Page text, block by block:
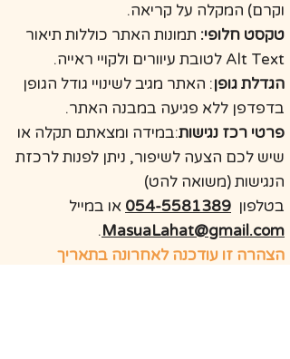
וקרם) המקלה על קריאה.
טקסט חלופי: תמונות האתר כוללות תיאור
Alt Text לטובת עיוורים ולקויי ראייה.
הגדלת גופן: האתר מגיב לשינויי גודל הגופן
בדפדפן ללא פגיעה במבנה האתר.
פרטי רכז נגישות:במידה ומצאתם תקלה או
שיש לכם הצעה לשיפור, ניתן לפנות לרכזת
הנגישות (משואה להט)
בטלפון 054-5581389 או במייל
MasuaLahat@gmail.com
.
הצהרה זו עודכנה לאחרונה בתאריך